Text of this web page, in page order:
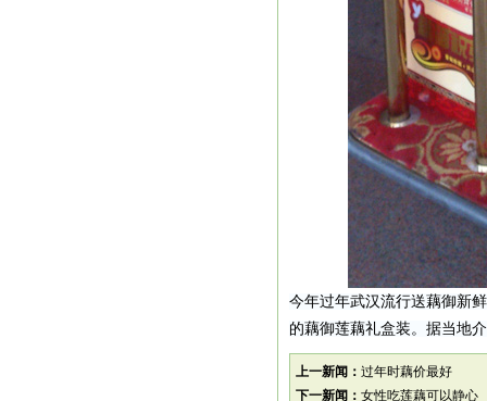
今年过年武汉流行送藕御新
的藕御莲藕礼盒装。据当地
上一新闻： 过年时藕价最好
下一新闻： 女性吃莲藕可以静心